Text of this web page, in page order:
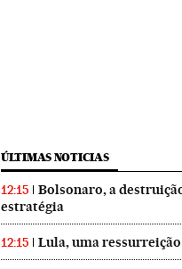
ÚLTIMAS NOTICIAS
12:15
Bolsonaro, a
estratégia
12:15 Lula, uma ressurreição